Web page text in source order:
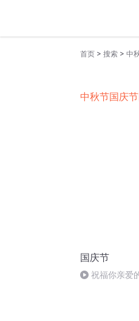
首页 > 搜索 > 中
中秋节国庆
国庆节
祝福你亲爱